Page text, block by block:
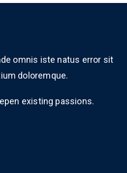
omnis iste natus error sit
doloremque.
existing passions.